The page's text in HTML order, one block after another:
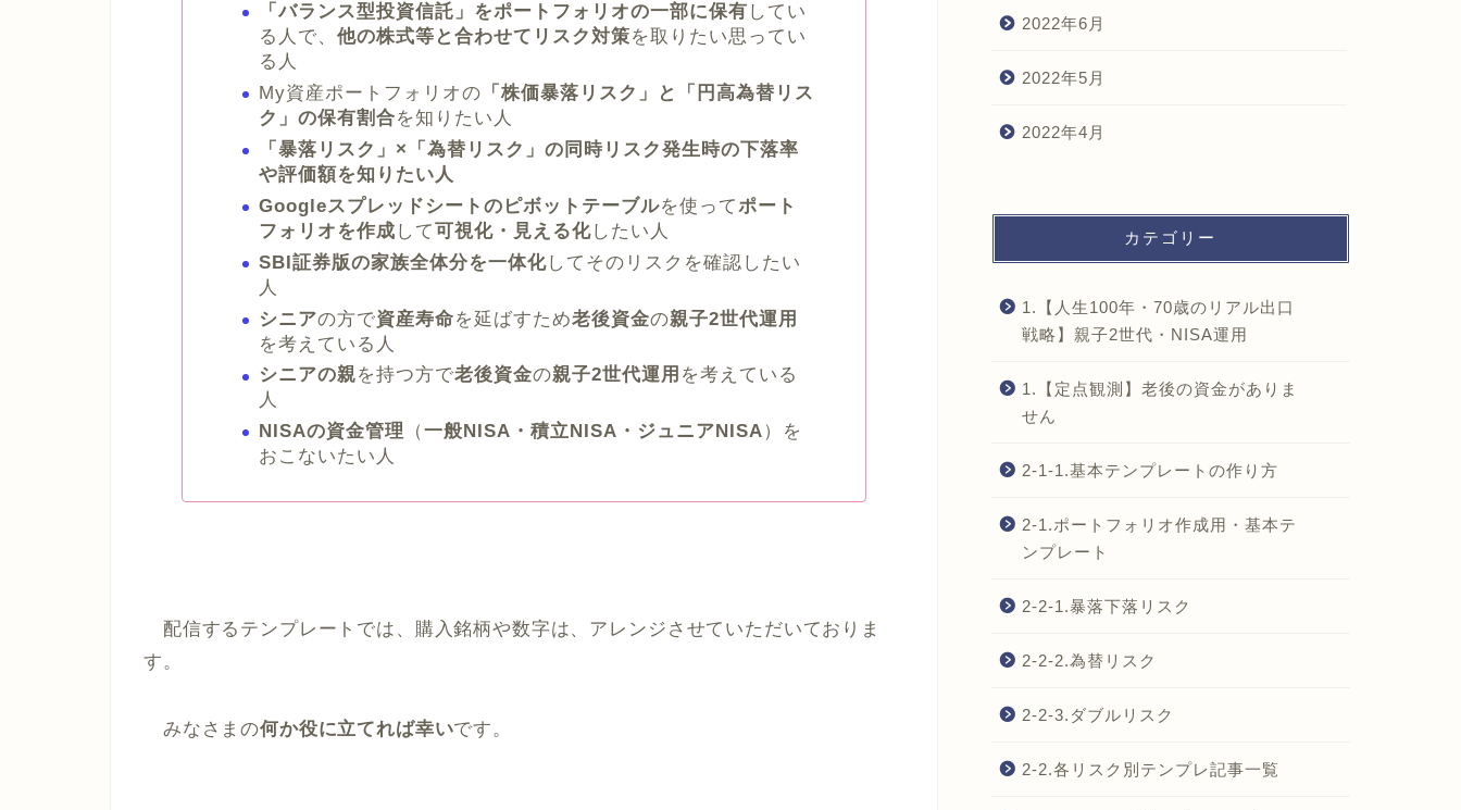
「バランス型投資信託」をポートフォリオの一部に保有 してい
る人で、 他の株式等と合わせてリスク対策を取りたい思ってい
る人
My資産ポートフォリオの 「株価暴落リスク」と「円高為替リス
ク」の保有割合を知りたい人
「暴落リスク」×「為替リスク」の同時リスク発生時の下落率
や評価額を知りたい人
Googleスプレッドシートのピボットテーブルを使ってポート
フォリオを作成 して可視化・見える化したい人
SBI証券版の家族全体分を一体化してそのリスクを確認したい
人
シニアの方で資産寿命を延ばすため老後資金の親子2世代運用
を考えている人
シニアの親を持つ方で老後資金の親子2世代運用 を考えている
人
NISAの資金管理
（一般NISA・積立NISA・ジュニアNISA）を
おこないたい人
配信するテンプレートでは、購入銘柄や数字は、アレンジさせていただいておりま
す。
みなさまの何か役に立てれば幸いです。
2022年6月
2022年5月
2022年4月
カテゴリー
1.【人生100年・70歳のリアル出口
戦略】親子2世代・NISA運用
1.【定点観測】老後の資金がありま
せん
2-1-1.基本テンプレートの作り方
2-1.ポートフォリオ作成用・基本テ
ンプレート
2-2-1.暴落下落リスク
2-2-2.為替リスク
2-2-3.ダブルリスク
2-2.各リスク別テンプレ記事一覧